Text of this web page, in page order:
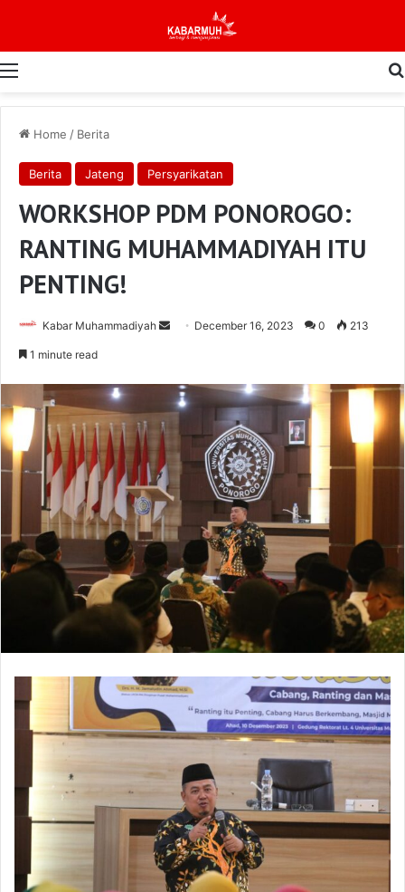
Menu
Home / Berita
Berita Jateng Persyarikatan
WORKSHOP PDM PONOROGO:
RANTING MUHAMMADIYAH ITU
PENTING!
Kabar Muhammadiyah
Send December 16, 2023 0 213
1 minute read